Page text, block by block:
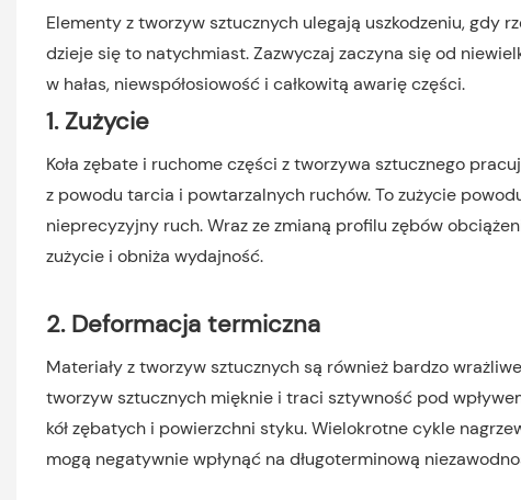
Elementy z tworzyw sztucznych ulegają uszkodzeniu,
dzieje się to natychmiast. Zazwyczaj zaczyna się od
w hałas, niewspółosiowość i całkowitą awarię części.
1. Zużycie
Koła zębate i ruchome części z tworzywa sztucznego
z powodu tarcia i powtarzalnych ruchów. To zużycie
nieprecyzyjny ruch. Wraz ze zmianą profilu zębów
zużycie i obniża wydajność.
2. Deformacja termiczna
Materiały z tworzyw sztucznych są również bardzo
tworzyw sztucznych mięknie i traci sztywność pod
kół zębatych i powierzchni styku. Wielokrotne cykle
mogą negatywnie wpłynąć na długoterminową